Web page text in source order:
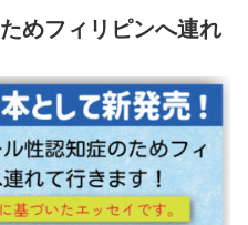
めフィリピンへ連れ